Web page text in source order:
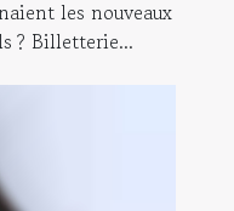
les nouveaux
? Billetterie...